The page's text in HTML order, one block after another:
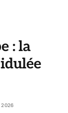
: la